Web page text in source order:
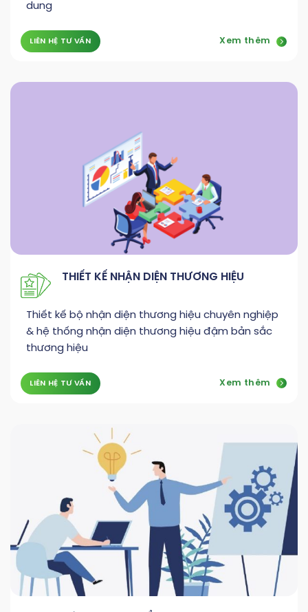
dung
LIÊN HỆ TƯ VẤN Xem thêm
THIẾT KẾ NHẬN DIỆN THƯƠNG HIỆU
Thiết kế bộ nhận diện thương hiệu chuyên nghiệp
& hệ thống nhận diện thương hiệu đậm bản sắc
thương hiệu
LIÊN HỆ TƯ VẤN Xem thêm